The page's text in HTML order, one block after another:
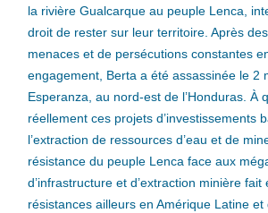
la rivière Gualcarque au peuple Lenca,
droit de rester sur leur territoire. Après
menaces et de persécutions constantes
engagement, Berta a été assassinée le 2
Esperanza, au nord-est de l’Honduras. À
réellement ces projets d’investissements
l’extraction de ressources d’eau et de
résistance du peuple Lenca face aux
d’infrastructure et d’extraction minière
résistances ailleurs en Amérique Latine et